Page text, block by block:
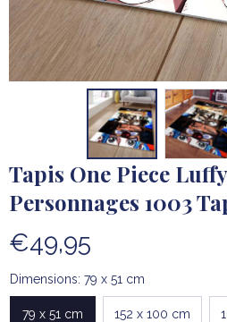
Tapis One Piece
Personnages 1003
€49,95
Dimensions: 79 x 51 cm
79 x 51 cm 152 x 100 cm